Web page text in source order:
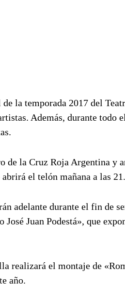
la temporada 2017 del
Además, durante todo
la Cruz Roja Argentina y
el telón mañana a las 21.
adelante durante el fin de
Juan Podestá», que
realizará el montaje de
año.